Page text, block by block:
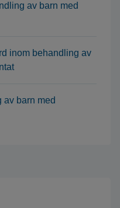
av barn med
inom behandling av
barn med